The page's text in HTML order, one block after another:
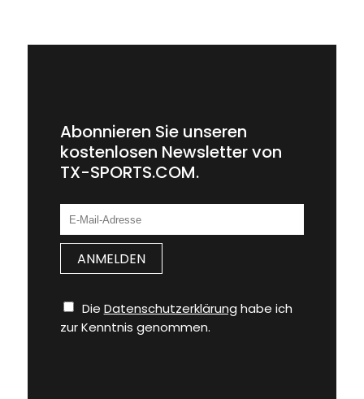
Abonnieren Sie unseren
kostenlosen Newsletter von
TX-SPORTS.COM.
Die Datenschutzerklärung habe ich
zur Kenntnis genommen.